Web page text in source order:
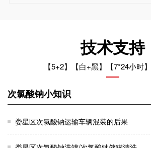
技术支持
【5+2】【白+黑】【7*24小时
次氯酸钠小知识
娄星区次氯酸钠运输车辆混装的后果